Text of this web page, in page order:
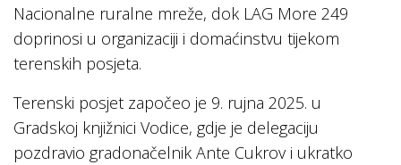
Nacionalne ruralne mreže, dok LAG More 249
doprinosi u organizaciji i domaćinstvu tijekom
terenskih posjeta.
Terenski posjet započeo je 9. rujna 2025. u
Gradskoj knjižnici Vodice, gdje je delegaciju
pozdravio gradonačelnik Ante Cukrov i ukratko